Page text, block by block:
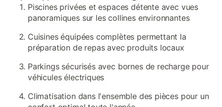
Piscines privées et espaces détente avec vues
panoramiques sur les collines environnantes
Cuisines équipées complètes permettant la
préparation de repas avec produits locaux
Parkings sécurisés avec bornes de recharge pour
véhicules électriques
Climatisation dans l'ensemble des pièces pour un